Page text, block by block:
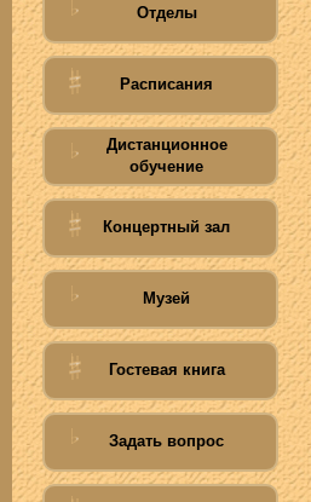
Отделы
Расписания
Дистанционное
обучение
Концертный зал
Музей
Гостевая книга
Задать вопрос